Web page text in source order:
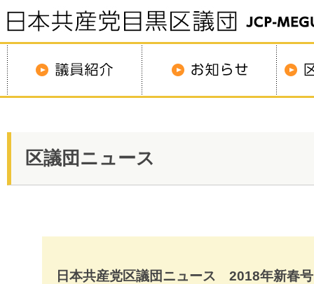
区議団ニュース
日本共産党区議団ニュース 2018年新春号